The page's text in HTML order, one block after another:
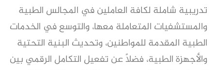
تدريبية شاملة لكافة العاملين في المجالس الطبية
والمستشفيات المتعاملة معها، والتوسع في الخدمات
الطبية المقدمة للمواطنين، وتحديث البنية التحتية
والأجهزة الطبية، فضلاً عن تفعيل التكامل الرقمي بين